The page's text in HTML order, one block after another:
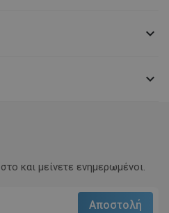


και μείνετε ενημερωμένοι.